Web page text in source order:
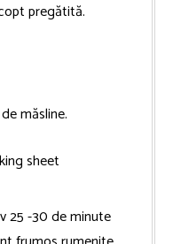
pregătită.
măsline.
25 -30 de minute